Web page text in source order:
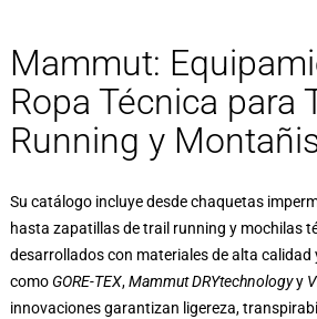
Mammut:
Ropa Técnica para
Running y
Su catálogo incluye desde chaquetas
hasta zapatillas de trail running y mochilas
desarrollados con materiales de alta
como GORE-TEX,Mammut DRYtechnologyy
innovaciones garantizan ligereza,